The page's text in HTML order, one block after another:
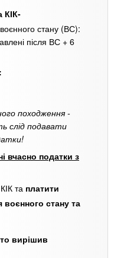
КІК-
стану (ВС):
після ВС + 6
:
походження -
слід подавати
вчасно податки з
та платити
стану та
вирішив